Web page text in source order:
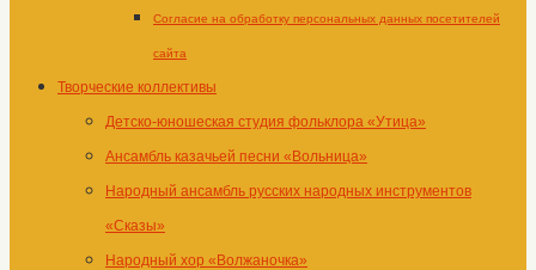
Согласие на обработку персональных данных посетителей
сайта
Творческие коллективы
Детско-юношеская студия фольклора «Утица»
Ансамбль казачьей песни «Вольница»
Народный ансамбль русских народных инструментов
«Сказы»
Народный хор «Волжаночка»